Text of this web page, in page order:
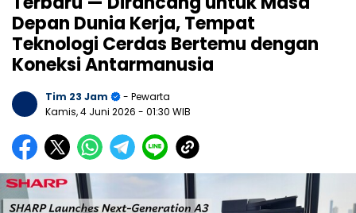
Depan Dunia Kerja, Tempat
Teknologi Cerdas Bertemu dengan
Koneksi Antarmanusia
Tim 23 Jam
- Pewarta
Kamis, 4 Juni 2026 - 01:30 WIB